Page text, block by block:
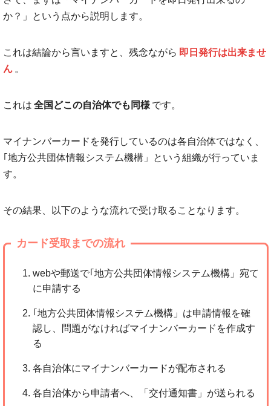
か？」という点から説明します。
これは結論から言いますと、残念ながら 即日発行は出来ませ
ん 。
これは 全国どこの自治体でも同様 です。
マイナンバーカードを発行しているのは各自治体ではなく、
｢地方公共団体情報システム機構」という組織が行っていま
す。
その結果、以下のような流れで受け取ることなります。
カード受取までの流れ
webや郵送で｢地方公共団体情報システム機構」宛て
に申請する
｢地方公共団体情報システム機構」は申請情報を確
認し、問題がなければマイナンバーカードを作成す
る
各自治体にマイナンバーカードが配布される
各自治体から申請者へ、「交付通知書」が送られる